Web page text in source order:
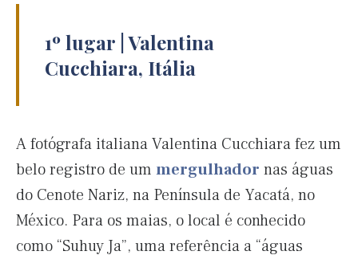
1º lugar | Valentina
Cucchiara, Itália
A fotógrafa italiana Valentina Cucchiara fez um
belo registro de um mergulhador nas águas
do Cenote Nariz, na Península de Yacatá, no
México. Para os maias, o local é conhecido
como “Suhuy Ja”, uma referência a “águas